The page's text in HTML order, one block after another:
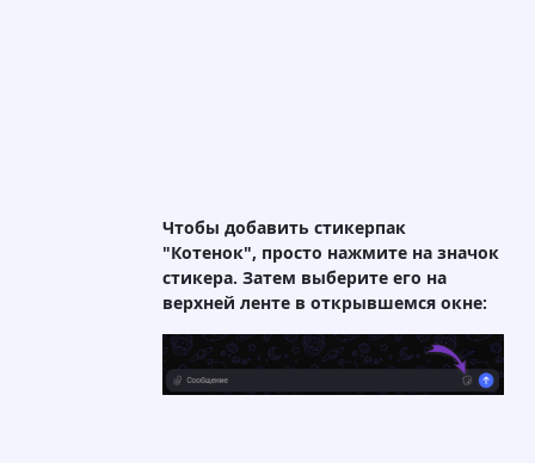
Чтобы добавить стикерпак
"Котенок", просто нажмите на значок
стикера. Затем выберите его на
верхней ленте в открывшемся окне: